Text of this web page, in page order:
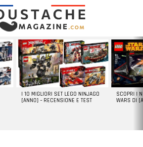
I 10 MIGLIORI SET LEGO NINJAGO
[ANNO] – RECENSIONE E TEST
SCOPRI I
WARS DI